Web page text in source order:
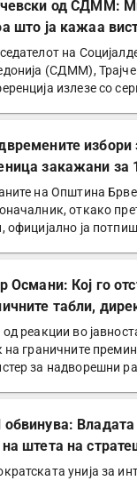
од СДММ:
што ја кажаа
на
(СДММ), Трајче
излезе со
избори
закажани за
на Општина
откако
официјално ја
Османи: Кој го
табли,
од реакции во
на граничните
за надворешни
штета на
унија за